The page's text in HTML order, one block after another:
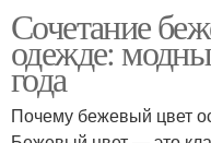
Сочетание
одежде:
года
Почему бежевый цвет